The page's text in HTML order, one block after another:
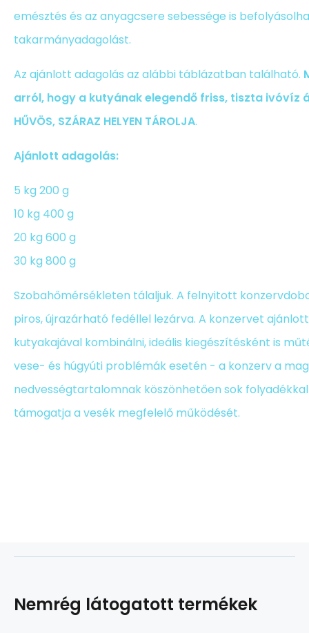
emésztés és az anyagcsere sebessége is
takarmányadagolást.
Az ajánlott adagolás az alábbi táblázatban található.
arról, hogy a kutyának elegendő friss, tiszta ivóvíz
HŰVÖS, SZÁRAZ HELYEN TÁROLJA.
Ajánlott adagolás:
5 kg 200 g
10 kg 400 g
20 kg 600 g
30 kg 800 g
Szobahőmérsékleten tálaljuk. A felnyitott
piros, újrazárható fedéllel lezárva. A konzervet
kutyakajával kombinálni, ideális kiegészítésként is
vese- és húgyúti problémák esetén - a konzerv a
nedvességtartalomnak köszönhetően sok
támogatja a vesék megfelelő működését.
Nemrég látogatott termékek